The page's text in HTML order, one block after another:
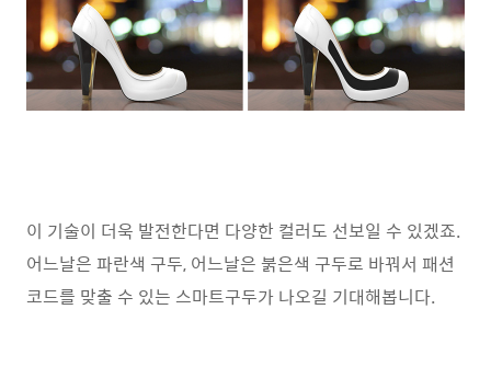
이 기술이 더욱 발전한다면 다양한 컬러도 선보일 수 있겠죠.
어느날은 파란색 구두, 어느날은 붉은색 구두로 바꿔서 패션
코드를 맞출 수 있는 스마트구두가 나오길 기대해봅니다.